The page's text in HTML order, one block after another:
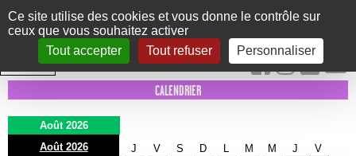
Panneau de gestion des cookies
Ce site utilise des cookies et vous donne le contrôle sur
ceux que vous souhaitez activer
Tout accepter
Tout refuser Personnaliser
Le Marni
CONCERTS DANSE/CIRQUE THÉÂTRE KIDS EXPOS EVENTS
INTRA MUROS
CALENDRIER
Août 2026
Août 2026
D L M J V S D M M J V